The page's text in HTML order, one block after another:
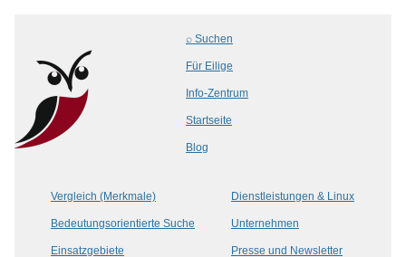
⌕ Suchen
Für Eilige
Info-Zentrum
Startseite
Blog
Vergleich (Merkmale)
Bedeutungsorientierte Suche
Einsatzgebiete
Dienstleistungen & Linux
Unternehmen
Presse und Newsletter